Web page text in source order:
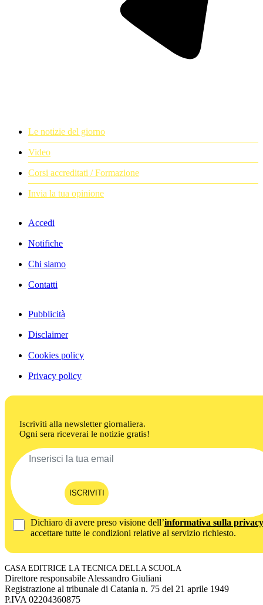
Le notizie del giorno
Video
Corsi accreditati / Formazione
Invia la tua opinione
Accedi
Notifiche
Chi siamo
Contatti
Pubblicità
Disclaimer
Cookies policy
Privacy policy
Iscriviti alla newsletter giornaliera.
Ogni sera riceverai le notizie gratis!
ISCRIVITI
Dichiaro di avere preso visione dell’informativa sulla privacy
accettare tutte le condizioni relative al servizio richiesto.
CASA EDITRICE LA TECNICA DELLA SCUOLA
Direttore responsabile Alessandro Giuliani
Registrazione al tribunale di Catania n. 75 del 21 aprile 1949
P.IVA 02204360875